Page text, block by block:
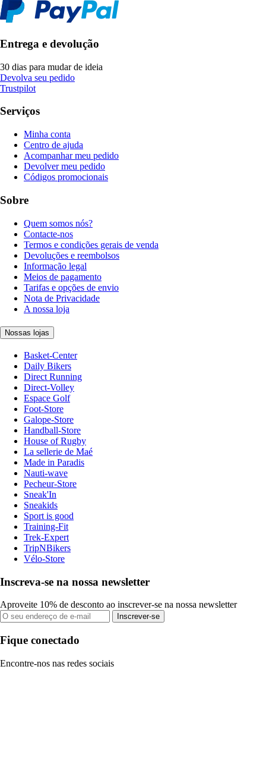
Entrega e devolução
30 dias para mudar de ideia
Devolva seu pedido
Trustpilot
Serviços
Minha conta
Centro de ajuda
Acompanhar meu pedido
Devolver meu pedido
Códigos promocionais
Sobre
Quem somos nós?
Contacte-nos
Termos e condições gerais de venda
Devoluções e reembolsos
Informação legal
Meios de pagamento
Tarifas e opções de envio
Nota de Privacidade
A nossa loja
Nossas lojas
Basket-Center
Daily Bikers
Direct Running
Direct-Volley
Espace Golf
Foot-Store
Galope-Store
Handball-Store
House of Rugby
La sellerie de Maé
Made in Paradis
Nauti-wave
Pecheur-Store
Sneak'In
Sneakids
Sport is good
Training-Fit
Trek-Expert
TripNBikers
Vélo-Store
Inscreva-se na nossa newsletter
Aproveite 10% de desconto ao inscrever-se na nossa newsletter
Inscrever-se
Fique conectado
Encontre-nos nas redes sociais